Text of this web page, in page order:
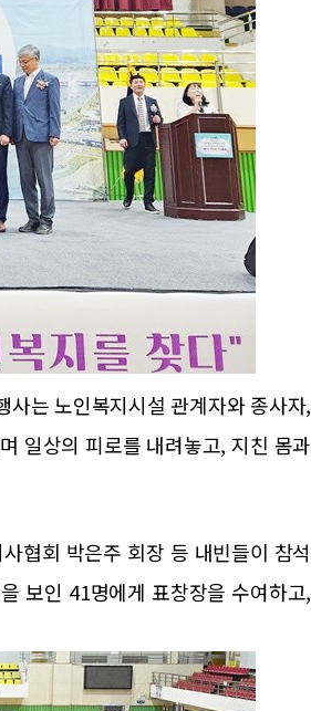
는 노인복지시설 관계자와 종사자,
일상의 피로를 내려놓고, 지친 몸과
협회 박은주 회장 등 내빈들이 참석
보인 41명에게 표창장을 수여하고,